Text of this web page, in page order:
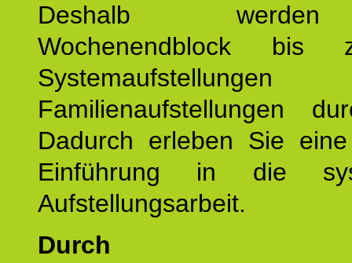
Deshalb
Wochenendblock bis
Familienaufstellungen
Dadurch erleben Sie
Einführung in die
Aufstellungsarbeit.
Durch